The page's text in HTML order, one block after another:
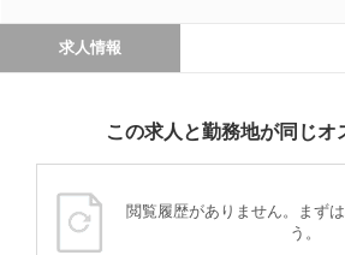
求人情報
この求人と勤務地が同じオ
閲覧履歴がありません。まず
う。